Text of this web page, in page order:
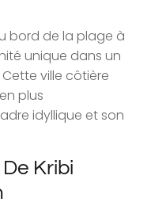
bord de la plage à
unique dans un
ville côtière
plus
idyllique et son
Kribi